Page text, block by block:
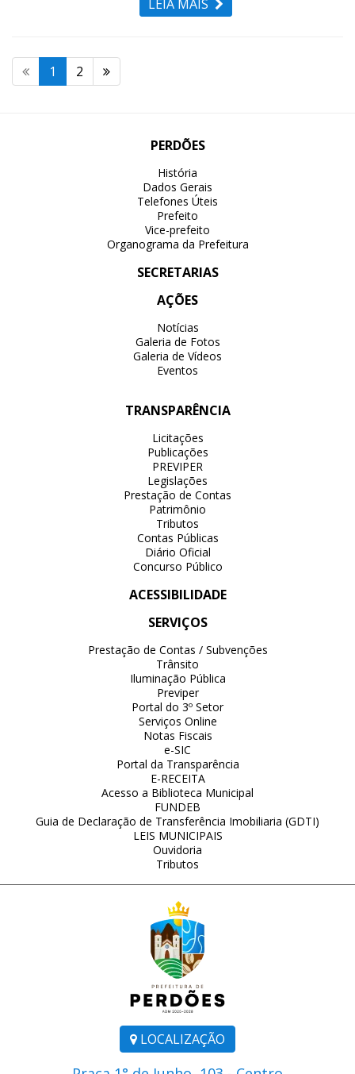
LEIA MAIS
1 2
LOCALIZAÇÃO
PERDÕES
História
Dados Gerais
Telefones Úteis
Prefeito
Vice-prefeito
Organograma da Prefeitura
SECRETARIAS
AÇÕES
Notícias
Galeria de Fotos
Galeria de Vídeos
Eventos
TRANSPARÊNCIA
Licitações
Publicações
PREVIPER
Legislações
Prestação de Contas
Patrimônio
Tributos
Contas Públicas
Diário Oficial
Concurso Público
ACESSIBILIDADE
SERVIÇOS
Prestação de Contas / Subvenções
Trânsito
Iluminação Pública
Previper
Portal do 3º Setor
Serviços Online
Notas Fiscais
e-SIC
Portal da Transparência
E-RECEITA
Acesso a Biblioteca Municipal
FUNDEB
Guia de Declaração de Transferência Imobiliaria (GDTI)
LEIS MUNICIPAIS
Ouvidoria
Tributos